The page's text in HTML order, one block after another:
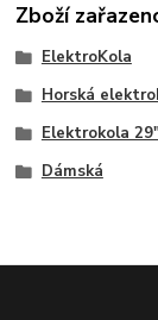
Zboží
ElektroKola
Horská
Elektrokola
Dámská